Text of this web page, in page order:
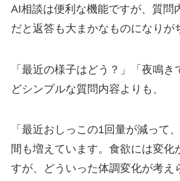
AI相談は便利な機能ですが、 質問
だと返答も大まかなものになりが
「最近の様子はどう？」「夜鳴き
どシンプルな質問内容よりも、
「最近おしっこの1回量が減って
間も増えています。食欲には変化
すが、どういった体調変化が考え